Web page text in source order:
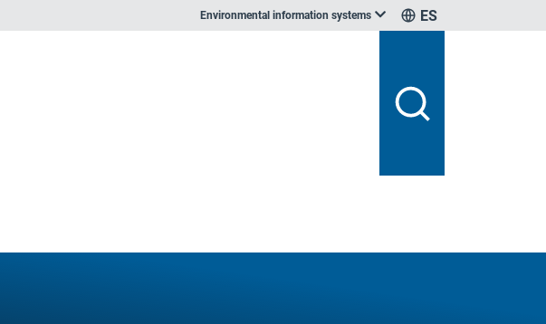
Environmental information systems ES